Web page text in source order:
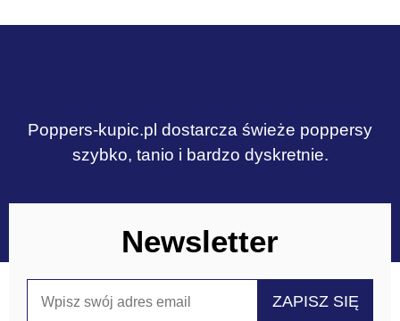
Poppers-kupic.pl dostarcza świeże poppersy
szybko, tanio i bardzo dyskretnie.
Newsletter